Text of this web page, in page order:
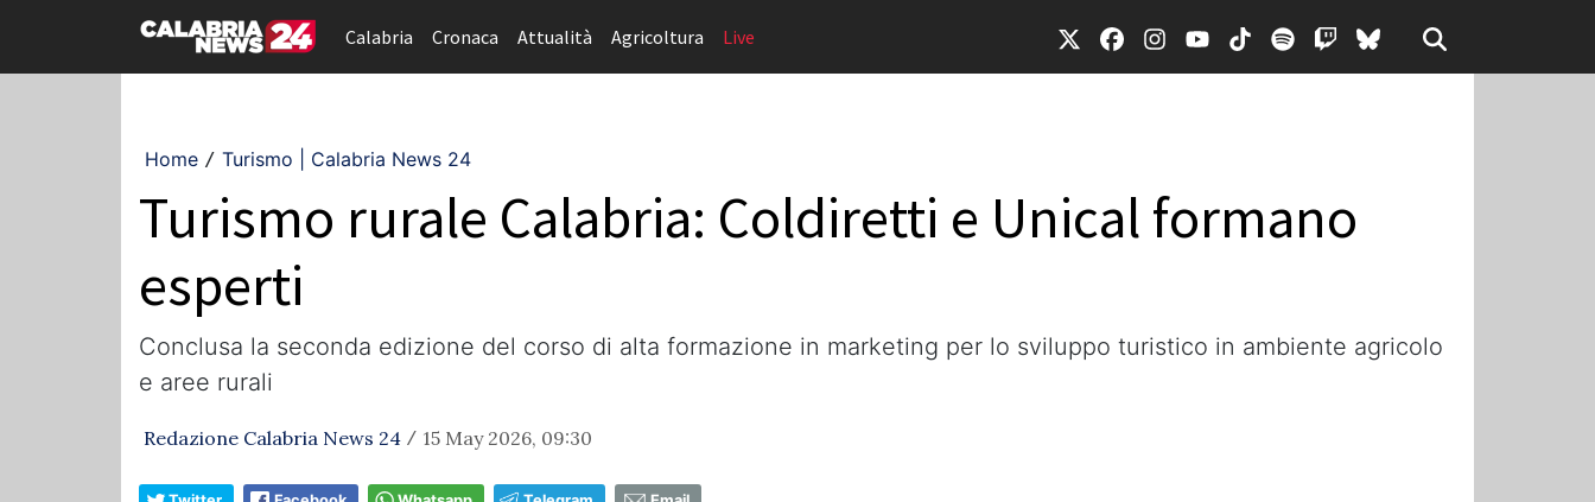
Calabria Cronaca Attualità Agricoltura Live
Home / Turismo | Calabria News 24
Turismo rurale Calabria: Coldiretti e Unical formano
esperti
Conclusa la seconda edizione del corso di alta formazione in marketing per lo sviluppo turistico in ambiente agricolo
e aree rurali
Redazione Calabria News 24 / 15 May 2026, 09:30